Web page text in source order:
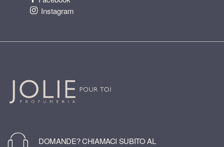
Instagram
DOMANDE? CHIAMACI SUBITO AL